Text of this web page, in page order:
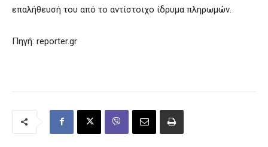
επαλήθευσή του από το αντίστοιχο ίδρυμα πληρωμών.
Πηγή: reporter.gr